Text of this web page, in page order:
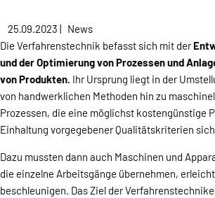
25.09.2023| News
Die Verfahrenstechnik befasst sich mit der
und der Optimierung von Prozessen und
von Produkten. Ihr Ursprung liegt in der
von handwerklichen Methoden hin zu
Prozessen, die eine möglichst kostengünstige
Einhaltung vorgegebener Qualitätskriterien
Dazu mussten dann auch Maschinen und
die einzelne Arbeitsgänge übernehmen,
beschleunigen. Das Ziel der